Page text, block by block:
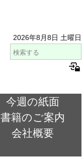
2026年8月8日 土曜日
今週の紙面
書籍のご案内
会社概要